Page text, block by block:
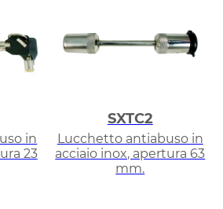
in
23
SXTC2
Lucchetto antiabuso in
acciaio inox, apertura 63
mm.